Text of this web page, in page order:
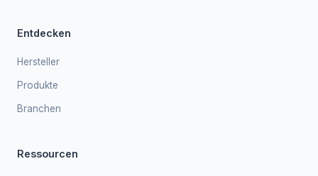
Entdecken
Hersteller
Produkte
Branchen
Ressourcen